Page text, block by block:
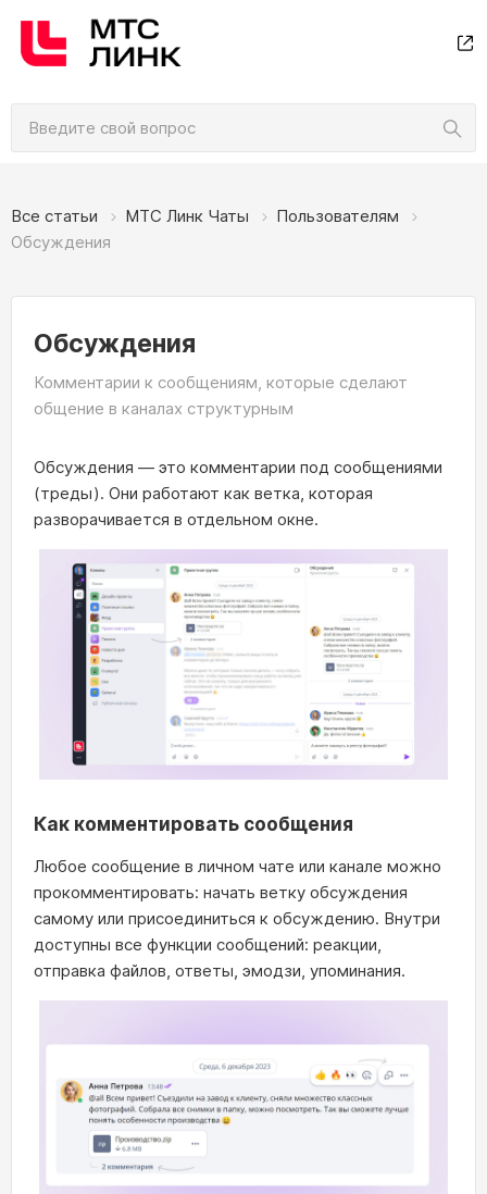
Все статьи МТС Линк Чаты
Пользователям
Обсуждения
Обсуждения
Комментарии к сообщениям, которые сделают
общение в каналах структурным
Обсуждения — это комментарии под сообщениями
(треды). Они работают как ветка, которая
разворачивается в отдельном окне.
Как комментировать сообщения
Любое сообщение в личном чате или канале можно
прокомментировать: начать ветку обсуждения
самому или присоединиться к обсуждению. Внутри
доступны все функции сообщений: реакции,
отправка файлов, ответы, эмодзи, упоминания.